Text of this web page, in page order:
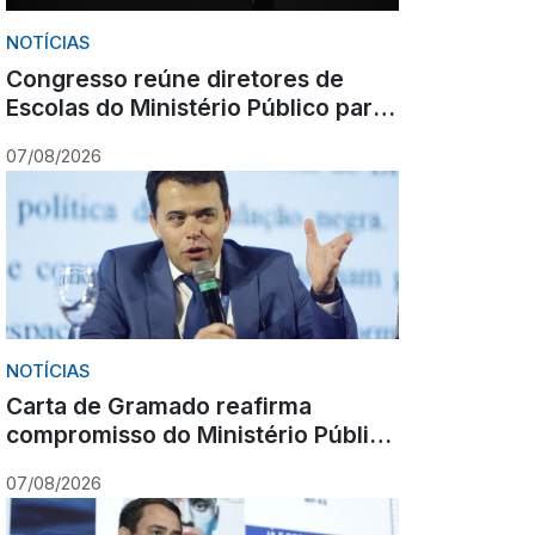
NOTÍCIAS
Congresso reúne diretores de
Escolas do Ministério Público para
07/08/2026
NOTÍCIAS
Carta de Gramado reafirma
compromisso do Ministério Público
Constituição
07/08/2026